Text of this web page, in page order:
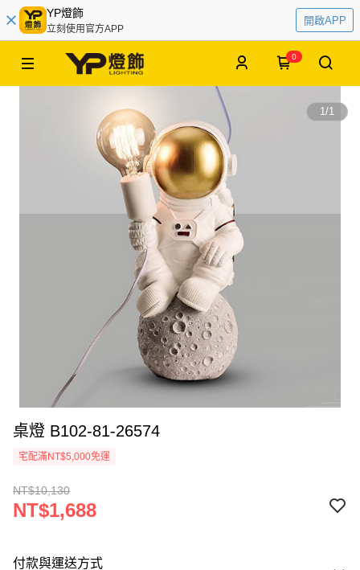
YP燈飾
立刻使用官方APP
開啟APP
0
1/1
桌燈 B102-81-26574
宅配滿NT$5,000免運
NT$10,130
NT$1,688
付款與運送方式